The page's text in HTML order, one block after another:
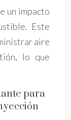
un impacto
Este
aire
lo que
para